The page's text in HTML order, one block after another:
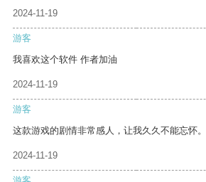
2024-11-19
游客
我喜欢这个软件 作者加油
2024-11-19
游客
这款游戏的剧情非常感人，让我久久不能忘怀。
2024-11-19